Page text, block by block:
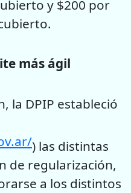
y $200 por
más ágil
la DPIP estableció
) las distintas
de regularización,
a los distintos